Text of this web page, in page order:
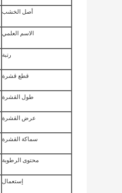
أصل الخشب
الاسم العلمي
رتبة
قطع قشرة
طول القشرة
عرض القشرة
سماكة القشرة
محتوى الرطوبة
إستعمال